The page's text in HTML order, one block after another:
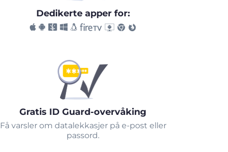
Dedikerte apper for:
Gratis ID Guard-overvåking
Få varsler om datalekkasjer på e-post eller
passord.